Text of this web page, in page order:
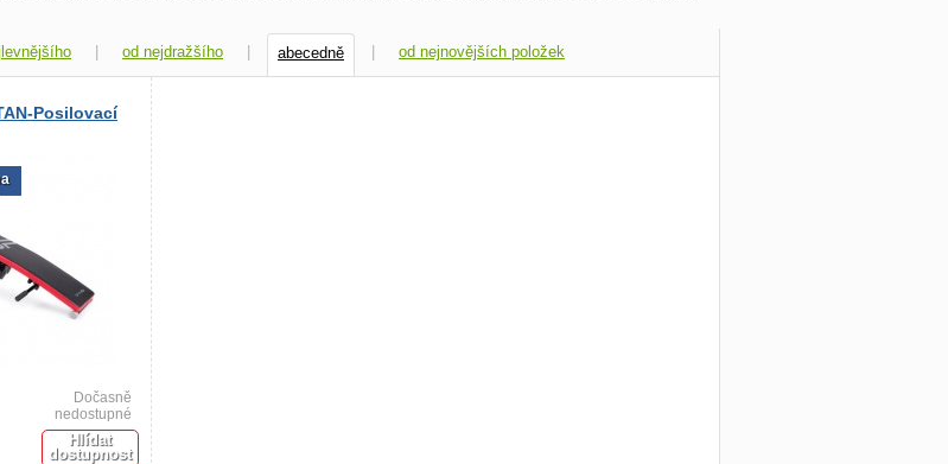
od nejdražšího abecedně od nejnovějších položek
podle hodnocení
Posilovací
Dočasně
nedostupné
Hlídat
dostupnost